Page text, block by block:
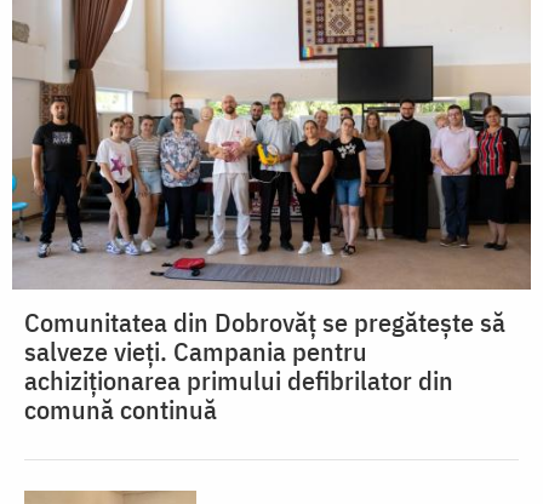
Comunitatea din Dobrovăț se pregătește să
salveze vieți. Campania pentru
achiziționarea primului defibrilator din
comună continuă